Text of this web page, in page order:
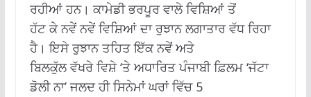
ਰਹੀਆਂ ਹਨ। ਕਾਮੇਡੀ ਭਰਪੂਰ ਵਾਲੇ ਵਿਸ਼ਿਆਂ ਤੋਂ
ਹੱਟ ਕੇ ਨਵੇਂ ਨਵੇਂ ਵਿਸ਼ਿਆਂ ਦਾ ਰੁਝਾਨ ਲਗਾਤਾਰ ਵੱਧ ਰਿਹਾ
ਹੈ। ਇਸੇ ਰੁਝਾਨ ਤਹਿਤ ਇੱਕ ਨਵੇਂ ਅਤੇ
ਬਿਲਕੁੱਲ ਵੱਖਰੇ ਵਿਸ਼ੇ ‘ਤੇ ਅਧਾਰਿਤ ਪੰਜਾਬੀ ਫ਼ਿਲਮ ‘ਜੱਟਾ
ਡੋਲੀ ਨਾ’ ਜਲਦ ਹੀ ਸਿਨੇਮਾਂ ਘਰਾਂ ਵਿੱਚ 5